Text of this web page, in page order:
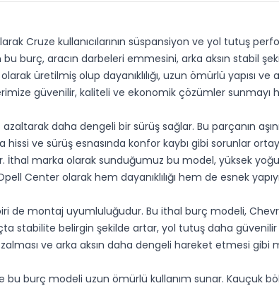
Cruze kullanıcılarının süspansiyon ve yol tutuş
burç, aracın darbeleri emmesini, arka aksın stabil
üretilmiş olup dayanıklılığı, uzun ömürlü yapısı
güvenilir, kaliteli ve ekonomik çözümler
daha dengeli bir sürüş sağlar. Bu parçanın
ve sürüş esnasında konfor kaybı gibi sorunlar
marka olarak sunduğumuz bu model, yüksek
Center olarak hem dayanıklılığı hem de esnek
de montaj uyumluluğudur. Bu ithal burç modeli,
stabilite belirgin şekilde artar, yol tutuş daha
ve arka aksın daha dengeli hareket etmesi
bu burç modeli uzun ömürlü kullanım sunar.